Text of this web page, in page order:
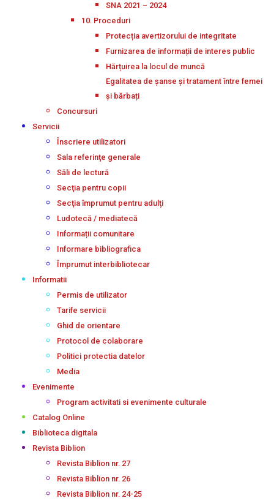
SNA 2021 – 2024
10. Proceduri
Protecția avertizorului de integritate
Furnizarea de informații de interes public
Hărțuirea la locul de muncă
Egalitatea de șanse și tratament între femei
și bărbați
Concursuri
Servicii
Înscriere utilizatori
Sala referinţe generale
Săli de lectură
Secţia pentru copii
Secţia împrumut pentru adulţi
Ludotecă / mediatecă
Informații comunitare
Informare bibliografica
Împrumut interbibliotecar
Informatii
Permis de utilizator
Tarife servicii
Ghid de orientare
Protocol de colaborare
Politici protectia datelor
Media
Evenimente
Program activitati si evenimente culturale
Catalog Online
Biblioteca digitala
Revista Biblion
Revista Biblion nr. 27
Revista Biblion nr. 26
Revista Biblion nr. 24-25